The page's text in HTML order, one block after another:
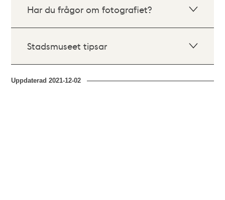
Har du frågor om fotografiet?
Stadsmuseet tipsar
Uppdaterad2021-12-02